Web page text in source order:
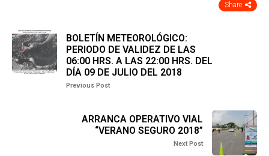
Share
BOLETÍN METEOROLÓGICO:
PERIODO DE VALIDEZ DE LAS
06:00 HRS. A LAS 22:00 HRS. DEL
DÍA 09 DE JULIO DEL 2018
Previous Post
ARRANCA OPERATIVO VIAL
“VERANO SEGURO 2018”
Next Post